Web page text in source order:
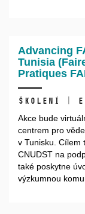
Advancing
Tunisia
Pratiques
Školení |
Akce bude
centrem pro
v Tunisku. Cílem
CNUDST na
také poskytne
výzkumnou